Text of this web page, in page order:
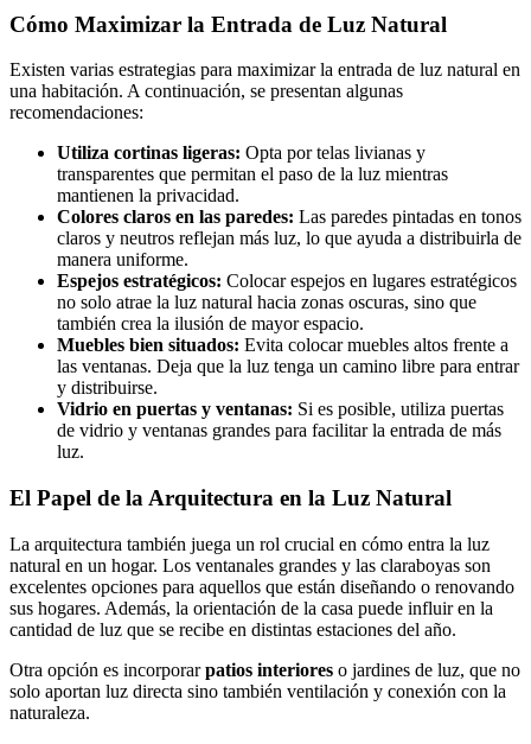
Cómo Maximizar la Entrada de Luz Natural
Existen varias estrategias para maximizar la entrada de luz natural en
una habitación. A continuación, se presentan algunas
recomendaciones:
Utiliza cortinas ligeras: Opta por telas livianas y
transparentes que permitan el paso de la luz mientras
mantienen la privacidad.
Colores claros en las paredes: Las paredes pintadas en tonos
claros y neutros reflejan más luz, lo que ayuda a distribuirla de
manera uniforme.
Espejos estratégicos: Colocar espejos en lugares estratégicos
no solo atrae la luz natural hacia zonas oscuras, sino que
también crea la ilusión de mayor espacio.
Muebles bien situados: Evita colocar muebles altos frente a
las ventanas. Deja que la luz tenga un camino libre para entrar
y distribuirse.
Vidrio en puertas y ventanas: Si es posible, utiliza puertas
de vidrio y ventanas grandes para facilitar la entrada de más
luz.
El Papel de la Arquitectura en la Luz Natural
La arquitectura también juega un rol crucial en cómo entra la luz
natural en un hogar. Los ventanales grandes y las claraboyas son
excelentes opciones para aquellos que están diseñando o renovando
sus hogares. Además, la orientación de la casa puede influir en la
cantidad de luz que se recibe en distintas estaciones del año.
Otra opción es incorporarpatios interiores o jardines de luz, que no
solo aportan luz directa sino también ventilación y conexión con la
naturaleza.